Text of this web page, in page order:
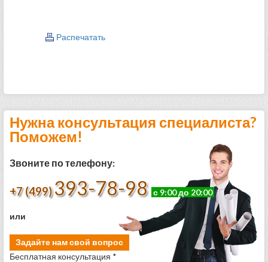
Распечатать
Нужна консультация специалиста?
Поможем!
Звоните по телефону:
+7 (499) 393-78-98 с 9:00 до 20:00
или
Задайте нам свой вопрос
Бесплатная консультация *